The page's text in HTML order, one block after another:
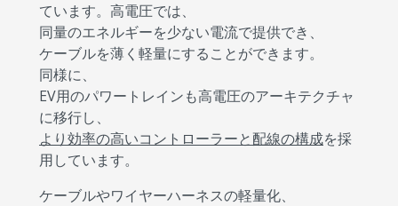
ています。高電圧では、
同量のエネルギーを少ない電流で提供でき、
ケーブルを薄く軽量にすることができます。
同様に、
EV用のパワートレインも高電圧のアーキテクチャ
に移行し、
より効率の高いコントローラーと配線の構成を採
用しています。
ケーブルやワイヤーハーネスの軽量化、